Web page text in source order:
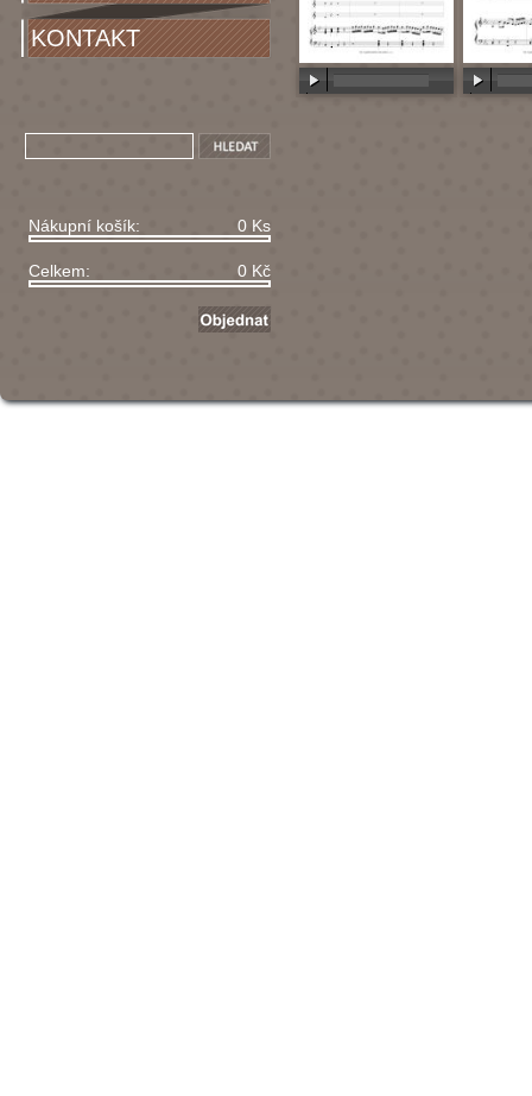
KONTAKT
Nákupní košík: 0 Ks
Celkem: 0 Kč